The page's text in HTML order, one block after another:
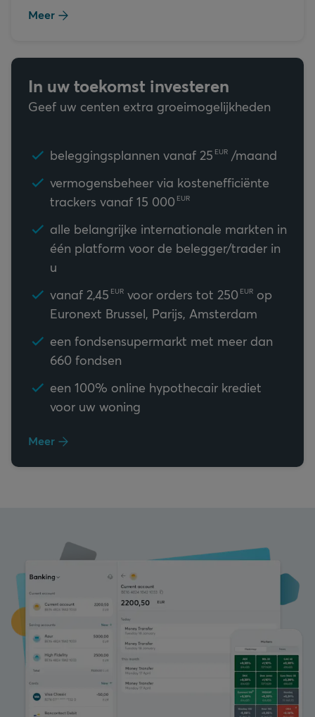
Meer
In uw toekomst investeren
Geef uw centen extra groeimogelijkheden
beleggingsplannen vanaf 25 EUR /maand
vermogensbeheer via kostenefficiënte
trackers vanaf 15 000 EUR
alle belangrijke internationale markten in
één platform voor de belegger/trader in
u
vanaf 2,45 EUR voor orders tot 250 EUR op
Euronext Brussel, Parijs, Amsterdam
een fondsensupermarkt met meer dan
660 fondsen
een 100% online hypothecair krediet
voor uw woning
Meer